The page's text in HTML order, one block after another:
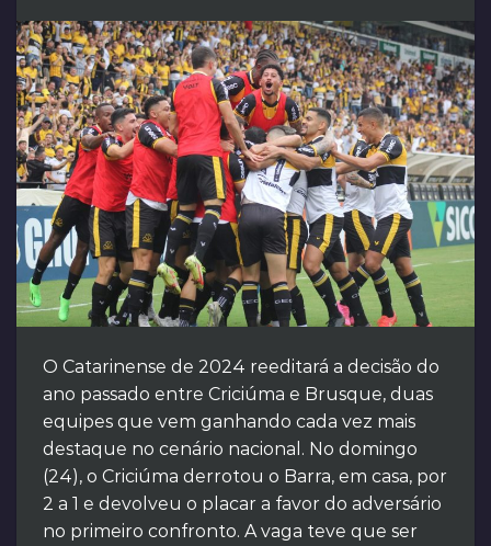
O Catarinense de 2024 reeditará a decisão do
ano passado entre Criciúma e Brusque, duas
equipes que vem ganhando cada vez mais
destaque no cenário nacional. No domingo
(24), o Criciúma derrotou o Barra, em casa, por
2 a 1 e devolveu o placar a favor do adversário
no primeiro confronto. A vaga teve que ser